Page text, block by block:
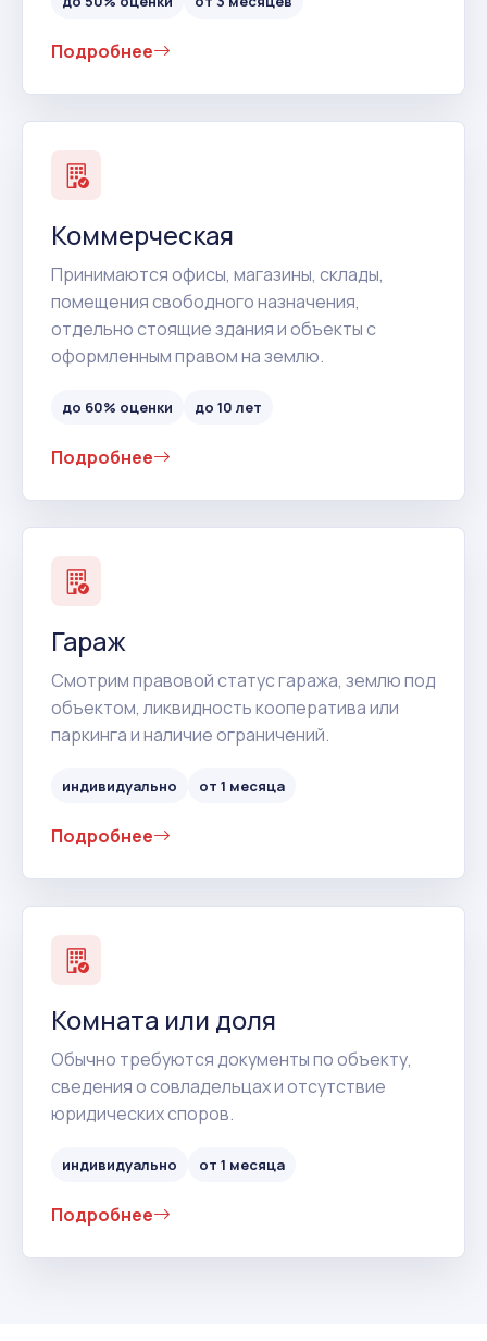
Подробнее
Коммерческая
Принимаются офисы, магазины, склады,
помещения свободного назначения,
отдельно стоящие здания и объекты с
оформленным правом на землю.
до 60% оценки до 10 лет
Подробнее
Гараж
Смотрим правовой статус гаража, землю под
объектом, ликвидность кооператива или
паркинга и наличие ограничений.
индивидуально от 1 месяца
Подробнее
Комната или доля
Обычно требуются документы по объекту,
сведения о совладельцах и отсутствие
юридических споров.
индивидуально от 1 месяца
Подробнее